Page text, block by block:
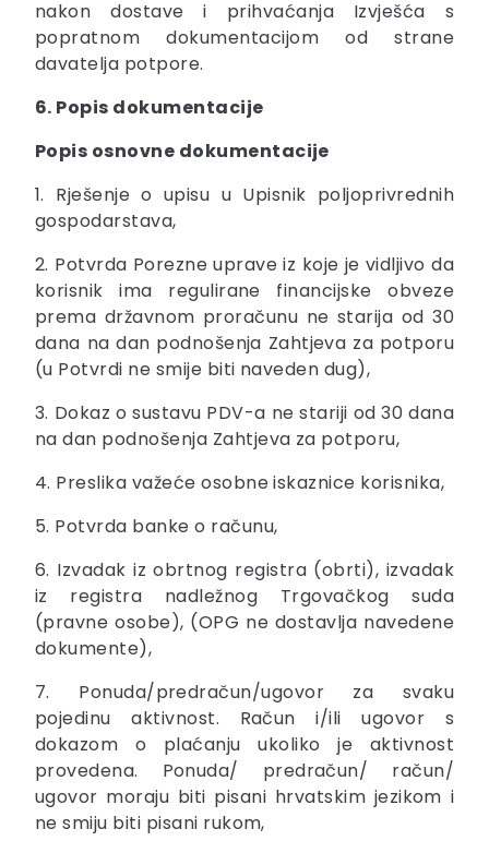
nakon dostave i prihvaćanja Izvješća s
popratnom dokumentacijom od strane
davatelja potpore.
6. Popis dokumentacije
Popis osnovne dokumentacije
1. Rješenje o upisu u Upisnik poljoprivrednih
gospodarstava,
2. Potvrda Porezne uprave iz koje je vidljivo da
korisnik ima regulirane financijske obveze
prema državnom proračunu ne starija od 30
dana na dan podnošenja Zahtjeva za potporu
(u Potvrdi ne smije biti naveden dug),
3. Dokaz o sustavu PDV-a ne stariji od 30 dana
na dan podnošenja Zahtjeva za potporu,
4. Preslika važeće osobne iskaznice korisnika,
5. Potvrda banke o računu,
6. Izvadak iz obrtnog registra (obrti), izvadak
iz registra nadležnog Trgovačkog suda
(pravne osobe), (OPG ne dostavlja navedene
dokumente),
7. Ponuda/predračun/ugovor za svaku
pojedinu aktivnost. Račun i/ili ugovor s
dokazom o plaćanju ukoliko je aktivnost
provedena. Ponuda/ predračun/ račun/
ugovor moraju biti pisani hrvatskim jezikom i
ne smiju biti pisani rukom,